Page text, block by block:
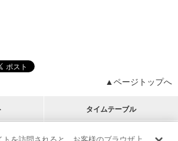
▲ページトップへ
タイムテーブル
チャート